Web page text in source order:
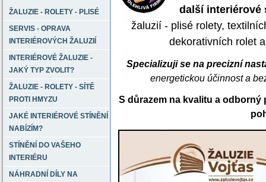
ŽALUZIE - ROLETY - PLISÉ
SERVIS - OPRAVA
INTERIÉROVÝCH ŽALUZIÍ
INTERIÉROVÉ ŽALUZIE -
JAKÝ TYP ZVOLIT?
ŽALUZIE - ROLETY - SÍTĚ
PROTI HMYZU
JAKÉ INTERIÉROVÉ STÍNĚNÍ
NABÍZÍM?
STÍNĚNÍ DO VAŠEHO
INTERIÉRU
NÁHRADNÍ DÍLY NA
další interiérové
žaluzií - plisé rolety,
dekorativních rolet
Specializuji se na precizní
energetickou účinnost a
S důrazem na kvalitu a